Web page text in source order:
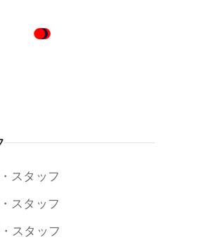
スタッフ
スタッフ
スタッフ